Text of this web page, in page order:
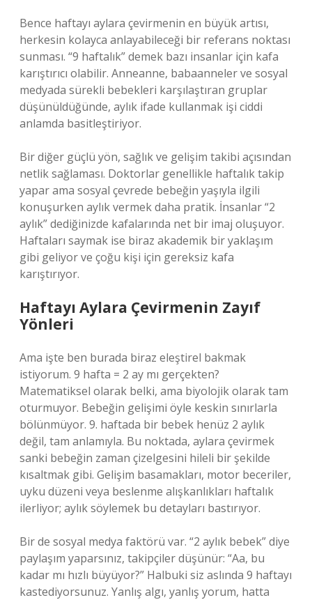
Bence haftayı aylara çevirmenin en büyük artısı,
herkesin kolayca anlayabileceği bir referans noktası
sunması. “9 haftalık” demek bazı insanlar için kafa
karıştırıcı olabilir. Anneanne, babaanneler ve sosyal
medyada sürekli bebekleri karşılaştıran gruplar
düşünüldüğünde, aylık ifade kullanmak işi ciddi
anlamda basitleştiriyor.
Bir diğer güçlü yön, sağlık ve gelişim takibi açısından
netlik sağlaması. Doktorlar genellikle haftalık takip
yapar ama sosyal çevrede bebeğin yaşıyla ilgili
konuşurken aylık vermek daha pratik. İnsanlar “2
aylık” dediğinizde kafalarında net bir imaj oluşuyor.
Haftaları saymak ise biraz akademik bir yaklaşım
gibi geliyor ve çoğu kişi için gereksiz kafa
karıştırıyor.
Haftayı Aylara Çevirmenin Zayıf
Yönleri
Ama işte ben burada biraz eleştirel bakmak
istiyorum. 9 hafta = 2 ay mı gerçekten?
Matematiksel olarak belki, ama biyolojik olarak tam
oturmuyor. Bebeğin gelişimi öyle keskin sınırlarla
bölünmüyor. 9. haftada bir bebek henüz 2 aylık
değil, tam anlamıyla. Bu noktada, aylara çevirmek
sanki bebeğin zaman çizelgesini hileli bir şekilde
kısaltmak gibi. Gelişim basamakları, motor beceriler,
uyku düzeni veya beslenme alışkanlıkları haftalık
ilerliyor; aylık söylemek bu detayları bastırıyor.
Bir de sosyal medya faktörü var. “2 aylık bebek” diye
paylaşım yaparsınız, takipçiler düşünür: “Aa, bu
kadar mı hızlı büyüyor?” Halbuki siz aslında 9 haftayı
kastediyorsunuz. Yanlış algı, yanlış yorum, hatta